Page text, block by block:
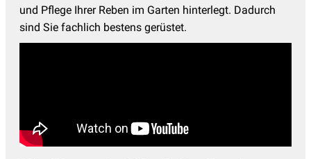
und Pflege Ihrer Reben im Garten hinterlegt. Dadurch
sind Sie fachlich bestens gerüstet.